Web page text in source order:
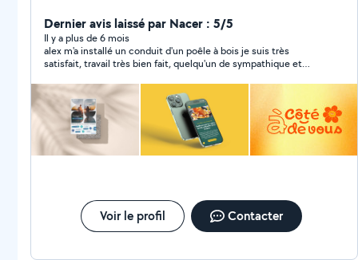
Dernier avis laissé par Nacer : 5/5
Il y a plus de 6 mois
alex m'a installé un conduit d'un poêle à bois je suis très
satisfait, travail très bien fait, quelqu'un de sympathique et
Voir le profil Contacter